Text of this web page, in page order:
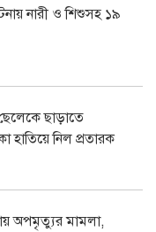
নারী ও শিশুসহ ১৯
ছাড়াতে
হাতিয়ে নিল প্রতারক
অপমৃত্যুর মামলা,